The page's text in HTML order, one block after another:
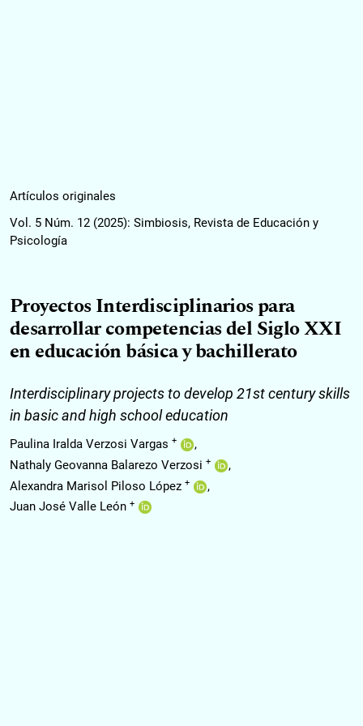
Artículos originales
Vol. 5 Núm. 12 (2025): Simbiosis, Revista de Educación y
Psicología
Proyectos Interdisciplinarios para
desarrollar competencias del Siglo XXI
en educación básica y bachillerato
Interdisciplinary projects to develop 21st century skills
in basic and high school education
Paulina Iralda Verzosi Vargas +
Nathaly Geovanna Balarezo Verzosi +
Alexandra Marisol Piloso López +
Juan José Valle León +